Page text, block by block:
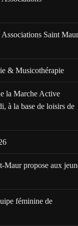
Associations Saint Maur
& Musicothérapie
la Marche Active
à la base de loisirs de
propose aux
féminine de